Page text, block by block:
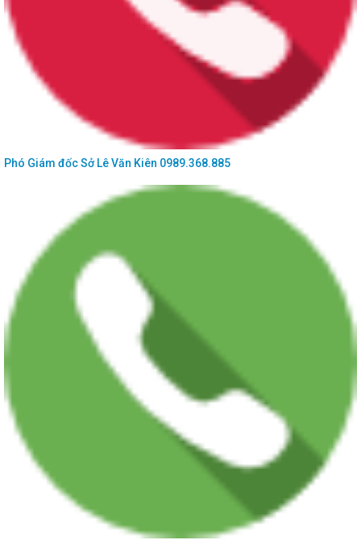
Thông báo số 06/TB-VP ngày 09/01/2026 về việc chuyển địa điểm hoạt động
Trung tâm Phục vụ hành...
Quyết định số 01/2026/QĐ-CTUBND ngày 06/01/2026 Ban hành Quy định về
Quy tắc ứng xử của cán bộ,...
Thông báo số 869/TB-SKHCN ngày 31/12/2025 về việc tiếp công dân năm 2026
của Sở Khoa học và Công...
Thông báo số 476/TB-SKHCN ngày 31/12/2025 Về việc tiếp nhận và trả kết quả
hồ sơ giải quyết thủ tục...
Phó Giám đốc SởLê Văn Kiên 0989.368.885